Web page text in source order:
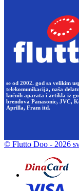
se od 2002. god sa velikim
telekomunikacija, naša
kućnih aparata i artikla iz
brendova Panasonic, JVC,
Aprilla, Fram itd.
© Flutto Doo - 2026